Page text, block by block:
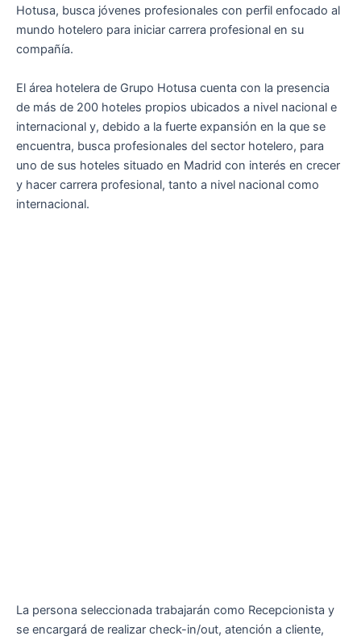
Hotusa, busca jóvenes profesionales con perfil enfocado al
mundo hotelero para iniciar carrera profesional en su
compañía.
El área hotelera de Grupo Hotusa cuenta con la presencia
de más de 200 hoteles propios ubicados a nivel nacional e
internacional y, debido a la fuerte expansión en la que se
encuentra, busca profesionales del sector hotelero, para
uno de sus hoteles situado en Madrid con interés en crecer
y hacer carrera profesional, tanto a nivel nacional como
internacional.
La persona seleccionada trabajarán como Recepcionista y
se encargará de realizar check-in/out, atención a cliente,